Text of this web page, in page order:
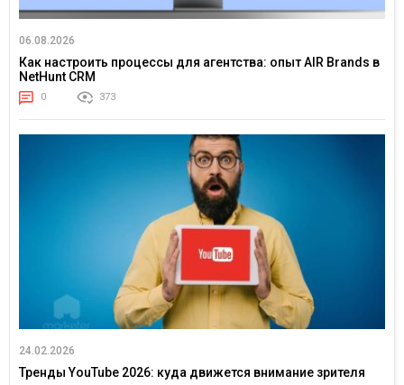
06.08.2026
Как настроить процессы для агентства: опыт AIR Brands в
NetHunt CRM
0 373
24.02.2026
Тренды YouTube 2026: куда движется внимание зрителя